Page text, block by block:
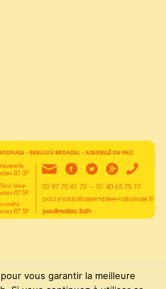
vous garantir la meilleure